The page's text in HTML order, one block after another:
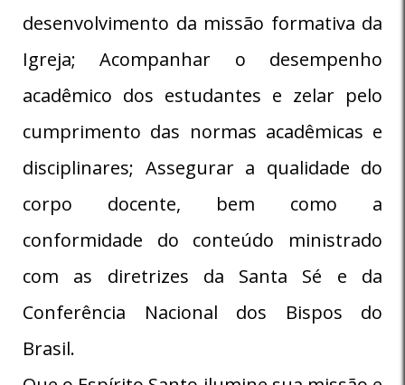
desenvolvimento da missão formativa da
Igreja; Acompanhar o desempenho
acadêmico dos estudantes e zelar pelo
cumprimento das normas acadêmicas e
disciplinares; Assegurar a qualidade do
corpo docente, bem como a
conformidade do conteúdo ministrado
com as diretrizes da Santa Sé e da
Conferência Nacional dos Bispos do
Brasil.